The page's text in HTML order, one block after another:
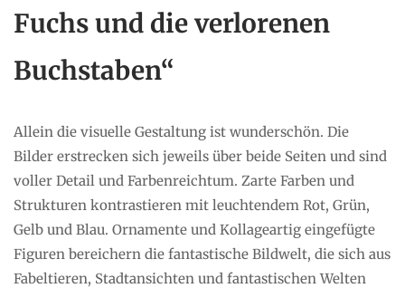
Fuchs und die verlorenen
Buchstaben“
Allein die visuelle Gestaltung ist wunderschön. Die
Bilder erstrecken sich jeweils über beide Seiten und sind
voller Detail und Farbenreichtum. Zarte Farben und
Strukturen kontrastieren mit leuchtendem Rot, Grün,
Gelb und Blau. Ornamente und Kollageartig eingefügte
Figuren bereichern die fantastische Bildwelt, die sich aus
Fabeltieren, Stadtansichten und fantastischen Welten